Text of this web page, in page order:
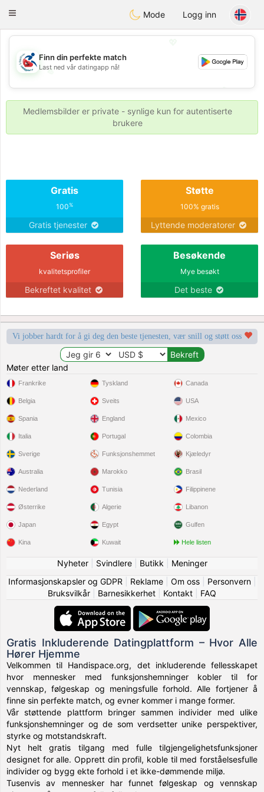
Handi Space
Toggle
Mode Logg inn
💖
💕
💕
Finn din perfekte match
Last ned vår datingapp nå!
Medlemsbilder er private - synlige kun for autentiserte
brukere
Gratis
100%
Gratis tjenester
Støtte
100% gratis
Lyttende moderatorer
Seriøs
kvalitetsprofiler
Bekreftet kvalitet
Besøkende
Mye besøkt
Det beste
Vi jobber hardt for å gi deg den beste tjenesten, vær snill og støtt oss
Møter etter land
Frankrike
Belgia
Spania
Italia
Sverige
Tyskland
Sveits
England
Portugal
Funksjonshemmet
Canada
USA
Mexico
Colombia
Kjæledyr
Australia
Nederland
Østerrike
Japan
Kina
Marokko
Tunisia
Algerie
Egypt
Kuwait
Brasil
Filippinene
Libanon
Gulfen
Hele listen
Nyheter| Svindlere| Butikk
Meninger
Informasjonskapsler og GDPR
Reklame| Om oss| Personvern|
Bruksvilkår
Barnesikkerhet Kontakt FAQ
Gratis Inkluderende Datingplattform – Hvor Alle
Hører Hjemme
Velkommen til Handispace.org, det inkluderende fellesskapet
hvor mennesker med funksjonshemninger kobler til for
vennskap, følgeskap og meningsfulle forhold. Alle fortjener å
finne sin perfekte match, og evner kommer i mange former.
Vår støttende plattform bringer sammen individer med ulike
funksjonshemninger og de som verdsetter unike perspektiver,
styrke og motstandskraft.
Nyt helt gratis tilgang med fulle tilgjengelighetsfunksjoner
designet for alle. Opprett din profil, koble til med forståelsesfulle
individer og bygg ekte forhold i et ikke-dømmende miljø.
Tusenvis av mennesker har funnet følgeskap og vennskap